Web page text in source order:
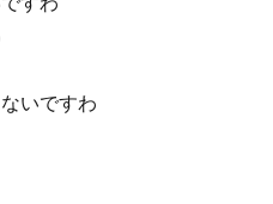
いですわ